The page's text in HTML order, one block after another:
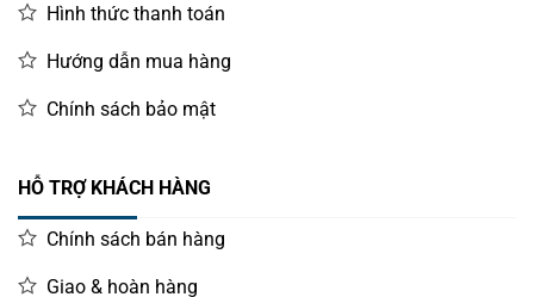
Hình thức thanh toán
Hướng dẫn mua hàng
Chính sách bảo mật
HỖ TRỢ KHÁCH HÀNG
Chính sách bán hàng
Giao & hoàn hàng